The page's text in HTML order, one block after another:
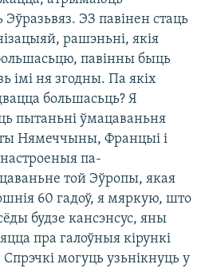
ЭЗ павінен стаць
рашэньні, якія
павінны быць
імі ня згодны. Па якіх
большасьць? Я
пытаньні ўмацаваньня
Нямеччыны, Францыі і
настроеныя па-
той Эўропы, якая
60 гадоў, я мяркую, што
будзе кансэнсус, яны
пра галоўныя кірункі
Спрэчкі могуць узьнікнуць у